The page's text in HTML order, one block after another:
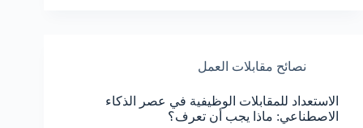
نصائح مقابلات العمل
الاستعداد للمقابلات الوظيفية في عصر الذكاء
الاصطناعي: ماذا يجب أن تعرف؟